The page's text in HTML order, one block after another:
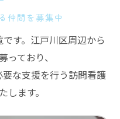
仲間を募集中
す。江戸川区周辺から
ており、
な支援を行う訪問看護
します。